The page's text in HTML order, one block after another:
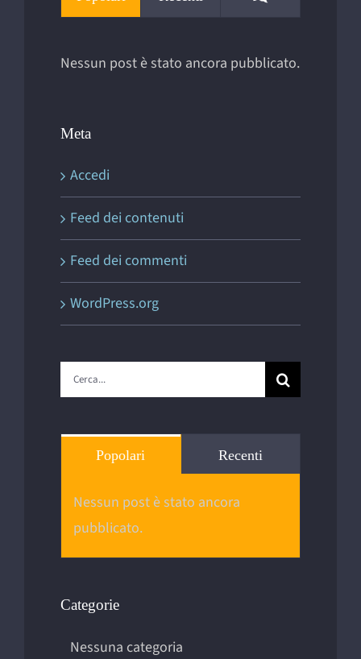
Nessun post è stato ancora pubblicato.
Meta
Accedi
Feed dei contenuti
Feed dei commenti
WordPress.org
Cerca
per:
Popolari Recenti
Nessun post è stato ancora
pubblicato.
Categorie
Nessuna categoria